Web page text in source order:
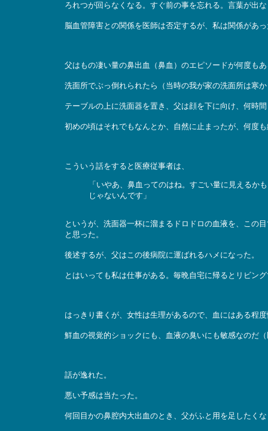
ろれつが回らなくなる。すぐ前の事を忘れる。言葉が出
脳血管障害との関係を医師は否定するが、私は関係があ
父はもの凄い量の鼻出血（鼻血）のエピソードが何度も
洗面所でぶっ倒れられたら（当時の我が家の洗面所は寒
テーブルの上に洗面器を置き、父は顔を下に向け、何時
初めの頃はそれでもなんとか、自然に止まったが、何度
こういう話をすると医療従事者は、
「いやあ、鼻血ってのはね。すごい量に見えるか
じゃないんです」
というが、洗面器一杯に溜まるドロドロの血液を、この
と思った。
後述するが、父はこの後病院に運ばれるハメになった。
とはいっても私は仕事がある。毎晩自宅に帰るとリビン
はっきり書くが、女性は生理があるので、血にはある程
鮮血の視覚的ショックにも、血液の臭いにも敏感なのだ
話が逸れた。
悪い予感は当たった。
何回目かの鼻腔内大出血のとき、父がふと用を足したく